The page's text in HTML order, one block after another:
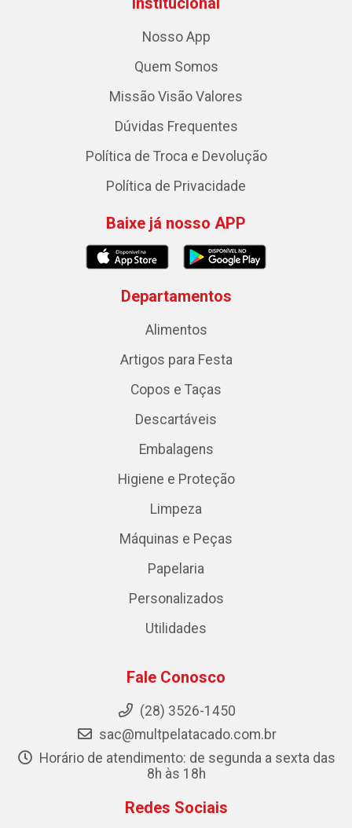
Nosso App
Quem Somos
Missão Visão Valores
Dúvidas Frequentes
Política de Troca e Devolução
Política de Privacidade
Baixe já nosso APP
Departamentos
Alimentos
Artigos para Festa
Copos e Taças
Descartáveis
Embalagens
Higiene e Proteção
Limpeza
Máquinas e Peças
Papelaria
Personalizados
Utilidades
Fale Conosco
(28) 3526-1450
sac@multpelatacado.com.br
Horário de atendimento: de segunda a sexta das
8h às 18h
Redes Sociais